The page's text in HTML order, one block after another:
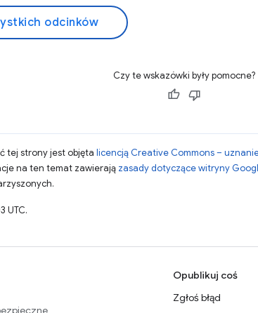
odcinków
Czy te wskazówki były pomocne?
tej strony jest objęta licencją Creative Commons –
na ten temat zawierają zasady dotyczące witryny
UTC.
Opublikuj coś
Zgłoś błąd